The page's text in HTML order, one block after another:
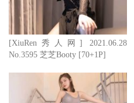
[XiuRen秀人网] 2021.06.28
No.3595 芝芝Booty [70+1P]